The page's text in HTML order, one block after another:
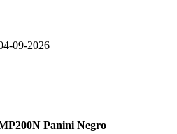
09-2026
Panini Negro